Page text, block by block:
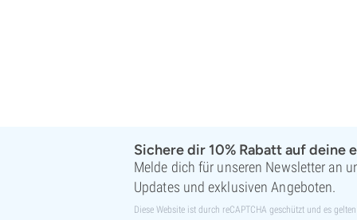
White Label
World Of Seeds
Saatgutbanken
Sichere dir 10% Rabatt auf deine
Melde dich für unseren Newsletter an
Updates und exklusiven Angeboten.
Diese Website ist durch reCAPTCHA geschützt und es